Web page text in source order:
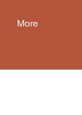
More